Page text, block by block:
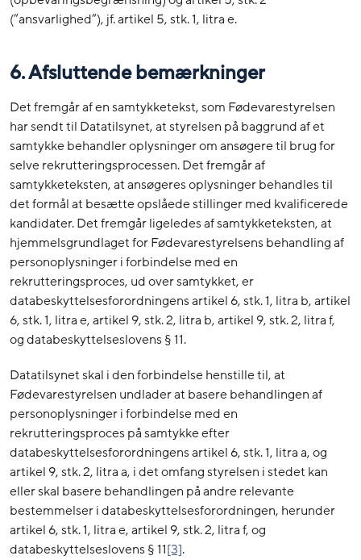
(”ansvarlighed”), jf. artikel 5, stk. 1, litra e.
6. Afsluttende bemærkninger
Det fremgår af en samtykketekst, som Fødevarestyrelsen
har sendt til Datatilsynet, at styrelsen på baggrund af et
samtykke behandler oplysninger om ansøgere til brug for
selve rekrutteringsprocessen. Det fremgår af
samtykketeksten, at ansøgeres oplysninger behandles til
det formål at besætte opslåede stillinger med kvalificerede
kandidater. Det fremgår ligeledes af samtykketeksten, at
hjemmelsgrundlaget for Fødevarestyrelsens behandling af
personoplysninger i forbindelse med en
rekrutteringsproces, ud over samtykket, er
databeskyttelsesforordningens artikel 6, stk. 1, litra b, artikel
6, stk. 1, litra e, artikel 9, stk. 2, litra b, artikel 9, stk. 2, litra f,
og databeskyttelseslovens § 11.
Datatilsynet skal i den forbindelse henstille til, at
Fødevarestyrelsen undlader at basere behandlingen af
personoplysninger i forbindelse med en
rekrutteringsproces på samtykke efter
databeskyttelsesforordningens artikel 6, stk. 1, litra a, og
artikel 9, stk. 2, litra a, i det omfang styrelsen i stedet kan
eller skal basere behandlingen på andre relevante
bestemmelser i databeskyttelsesforordningen, herunder
artikel 6, stk. 1, litra e, artikel 9, stk. 2, litra f, og
databeskyttelseslovens § 11[3].